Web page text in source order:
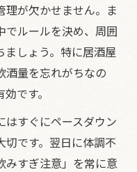
理が欠かせません。ま
でルールを決め、周囲
しょう。特に居酒屋
酒量を忘れがちなの
です。
はすぐにペースダウン
切です。翌日に体調不
みすぎ注意」を常に意